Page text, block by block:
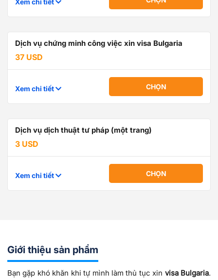
Xem chi tiết
Dịch vụ chứng minh công việc xin visa Bulgaria
37 USD
Xem chi tiết CHỌN
Dịch vụ dịch thuật tư pháp (một trang)
3 USD
Xem chi tiết CHỌN
Giới thiệu sản phẩm
Bạn gặp khó khăn khi tự mình làm thủ tục xin visa Bulgaria.